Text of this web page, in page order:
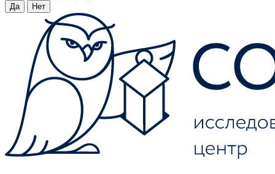
Да Нет